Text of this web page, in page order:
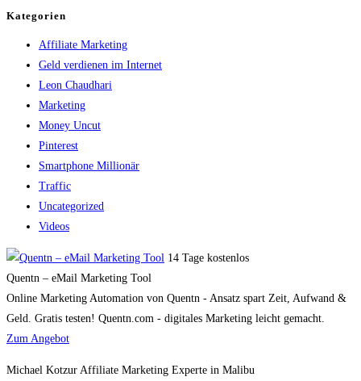
Kategorien
Affiliate Marketing
Geld verdienen im Internet
Leon Chaudhari
Marketing
Money Uncut
Pinterest
Smartphone Millionär
Traffic
Uncategorized
Videos
14 Tage kostenlos
Quentn – eMail Marketing Tool
Online Marketing Automation von Quentn - Ansatz spart Zeit, Aufwand &
Geld. Gratis testen! Quentn.com - digitales Marketing leicht gemacht.
Zum Angebot
Michael Kotzur Affiliate Marketing Experte in Malibu